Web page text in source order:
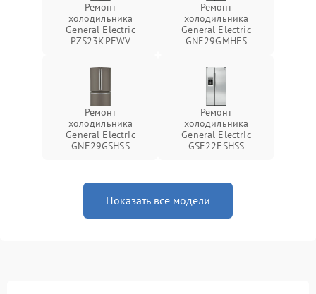
Ремонт
холодильника
General Electric
PZS23KPEWV
Ремонт
холодильника
General Electric
GNE29GMHES
Ремонт
холодильника
General Electric
GNE29GSHSS
Ремонт
холодильника
General Electric
GSE22ESHSS
Показать все модели